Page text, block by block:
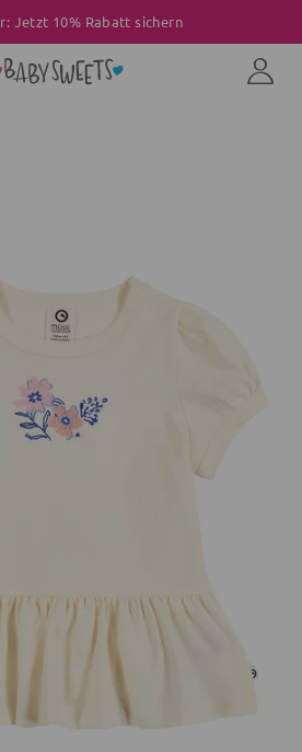
Jetzt 10% Rabatt sichern